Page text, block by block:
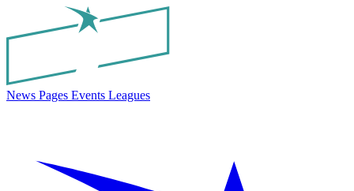
News Pages Events Leagues